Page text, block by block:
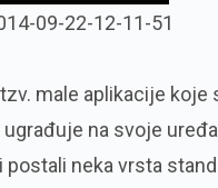
male aplikacije koje
na svoje
neka vrsta